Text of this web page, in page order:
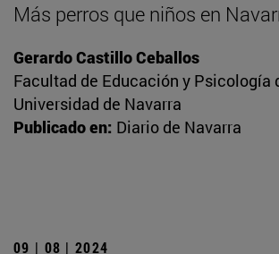
Más perros que niños en
Gerardo Castillo Ceballos
Facultad de Educación y Psicología
Universidad de Navarra
Publicado en: Diario de Navarra
09 | 08 | 2024